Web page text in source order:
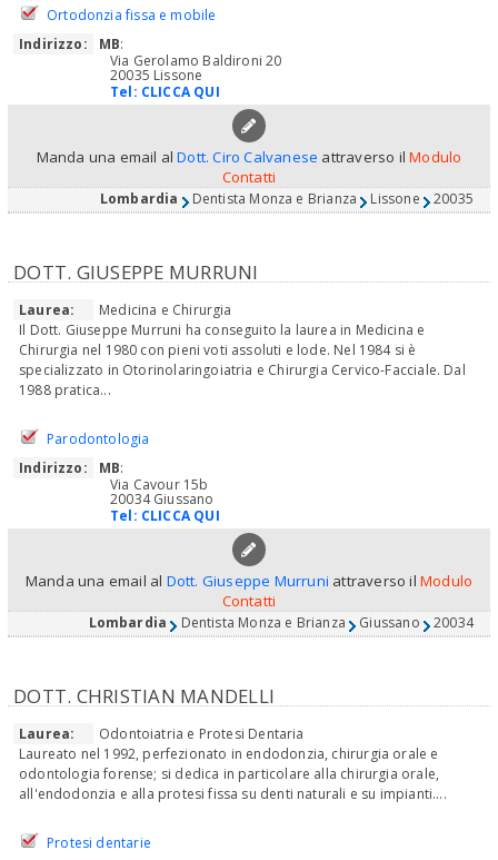
Ortodonzia fissa e mobile
Indirizzo:
MB:
Via Gerolamo Baldironi 20
20035 Lissone
Tel: CLICCA QUI
Manda una email alDott. Ciro Calvanese attraverso ilModulo
Contatti
Lombardia Dentista Monza e Brianza Lissone 20035
DOTT. GIUSEPPE MURRUNI
Laurea:
Medicina e Chirurgia
Il Dott. Giuseppe Murruni ha conseguito la laurea in Medicina e
Chirurgia nel 1980 con pieni voti assoluti e lode. Nel 1984 si è
specializzato in Otorinolaringoiatria e Chirurgia Cervico-Facciale. Dal
1988 pratica...
Parodontologia
Indirizzo:
MB:
Via Cavour 15b
20034 Giussano
Tel: CLICCA QUI
Manda una email al Dott. Giuseppe Murruni attraverso il Modulo
Contatti
Lombardia Dentista Monza e Brianza Giussano 20034
DOTT. CHRISTIAN MANDELLI
Laurea:
Odontoiatria e Protesi Dentaria
Laureato nel 1992, perfezionato in endodonzia, chirurgia orale e
odontologia forense; si dedica in particolare alla chirurgia orale,
all'endodonzia e alla protesi fissa su denti naturali e su impianti....
Protesi dentarie